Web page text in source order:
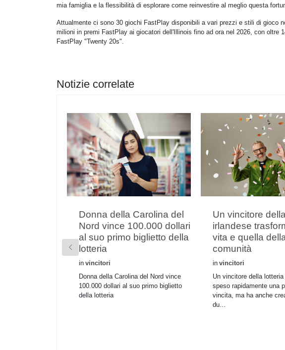
mia famiglia e la flessibilità di esplorare come reinvestire al meglio questa
Attualmente ci sono 30 giochi FastPlay disponibili a vari prezzi e stili di gioco
milioni in premi FastPlay ai giocatori dell'Illinois fino ad ora nel 2026, con oltre
FastPlay "Twenty 20s".
Notizie correlate
Donna della Carolina del
Nord vince 100.000 dollari
al suo primo biglietto della
lotteria
in vincitori
Donna della Carolina del Nord vince
100.000 dollari al suo primo biglietto
della lotteria
Un vincitore
irlandese
vita e quella
comunità
in vincitori
Un vincitore della
speso rapidamente una
vincita, ma ha anche
du...